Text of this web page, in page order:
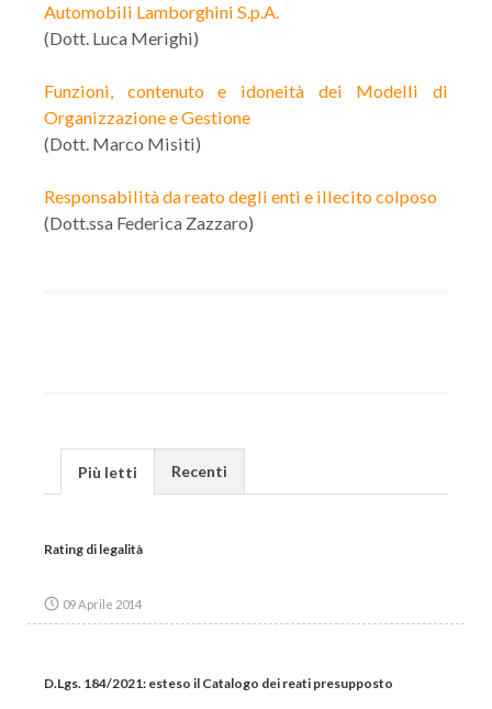
Automobili Lamborghini S.p.A.
(Dott. Luca Merighi)
Funzioni, contenuto e idoneità dei Modelli di
Organizzazione e Gestione
(Dott. Marco Misiti)
Responsabilità da reato degli enti e illecito colposo
(Dott.ssa Federica Zazzaro)
Più letti Recenti
Rating di legalità
09 Aprile 2014
D.Lgs. 184/2021: esteso il Catalogo dei reati presupposto